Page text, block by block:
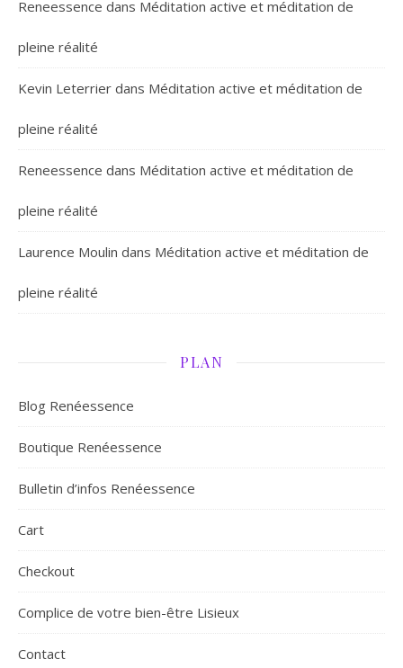
Reneessence dans Méditation active et méditation de
pleine réalité
Kevin Leterrier dans Méditation active et méditation de
pleine réalité
Reneessence dans Méditation active et méditation de
pleine réalité
Laurence Moulin dans Méditation active et méditation de
pleine réalité
PLAN
Blog Renéessence
Boutique Renéessence
Bulletin d’infos Renéessence
Cart
Checkout
Complice de votre bien-être Lisieux
Contact